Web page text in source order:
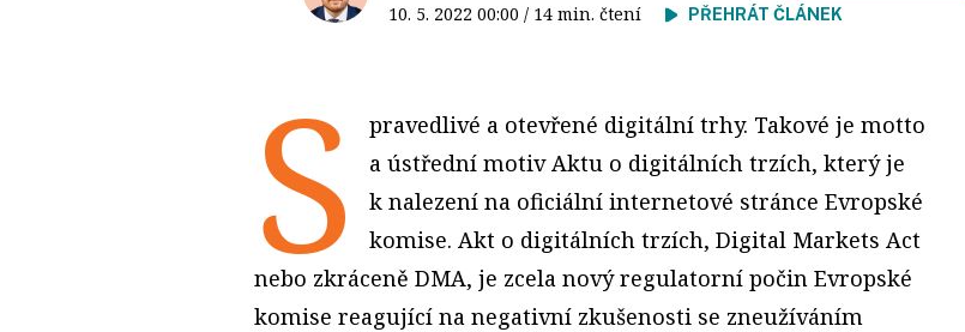
10. 5. 2022 00:00 / 14 min. čtení PŘEHRÁT ČLÁNEK
S
pravedlivé a otevřené digitální trhy. Takové je motto
a ústřední motiv Aktu o digitálních trzích, který je
k nalezení na oficiální internetové stránce Evropské
komise. Akt o digitálních trzích, Digital Markets Act
nebo zkráceně DMA, je zcela nový regulatorní počin Evropské
komise reagující na negativní zkušenosti se zneužíváním